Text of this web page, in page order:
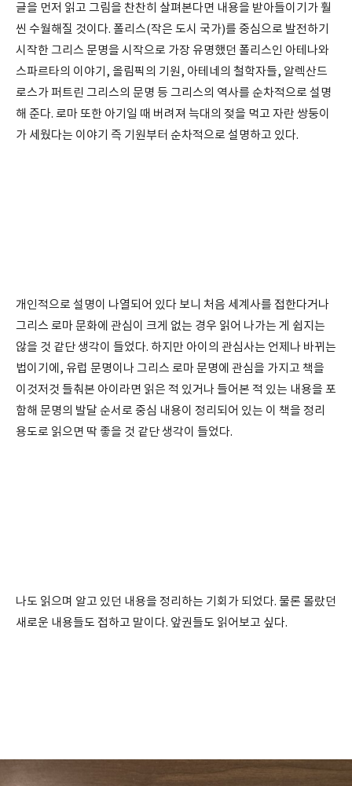
글을 먼저 읽고 그림을 찬찬히 살펴본다면 내용을 받아들이기가 훨
씬 수월해질 것이다. 폴리스(작은 도시 국가)를 중심으로 발전하기
시작한 그리스 문명을 시작으로 가장 유명했던 폴리스인 아테나와
스파르타의 이야기, 올림픽의 기원, 아테네의 철학자들, 알렉산드
로스가 퍼트린 그리스의 문명 등 그리스의 역사를 순차적으로 설명
해 준다. 로마 또한 아기일 때 버려져 늑대의 젖을 먹고 자란 쌍둥이
가 세웠다는 이야기 즉 기원부터 순차적으로 설명하고 있다.
개인적으로 설명이 나열되어 있다 보니 처음 세계사를 접한다거나
그리스 로마 문화에 관심이 크게 없는 경우 읽어 나가는 게 쉽지는
않을 것 같단 생각이 들었다. 하지만 아이의 관심사는 언제나 바뀌는
법이기에, 유럽 문명이나 그리스 로마 문명에 관심을 가지고 책을
이것저것 들춰본 아이라면 읽은 적 있거나 들어본 적 있는 내용을 포
함해 문명의 발달 순서로 중심 내용이 정리되어 있는 이 책을 정리
용도로 읽으면 딱 좋을 것 같단 생각이 들었다.
나도 읽으며 알고 있던 내용을 정리하는 기회가 되었다. 물론 몰랐던
새로운 내용들도 접하고 말이다. 앞권들도 읽어보고 싶다.